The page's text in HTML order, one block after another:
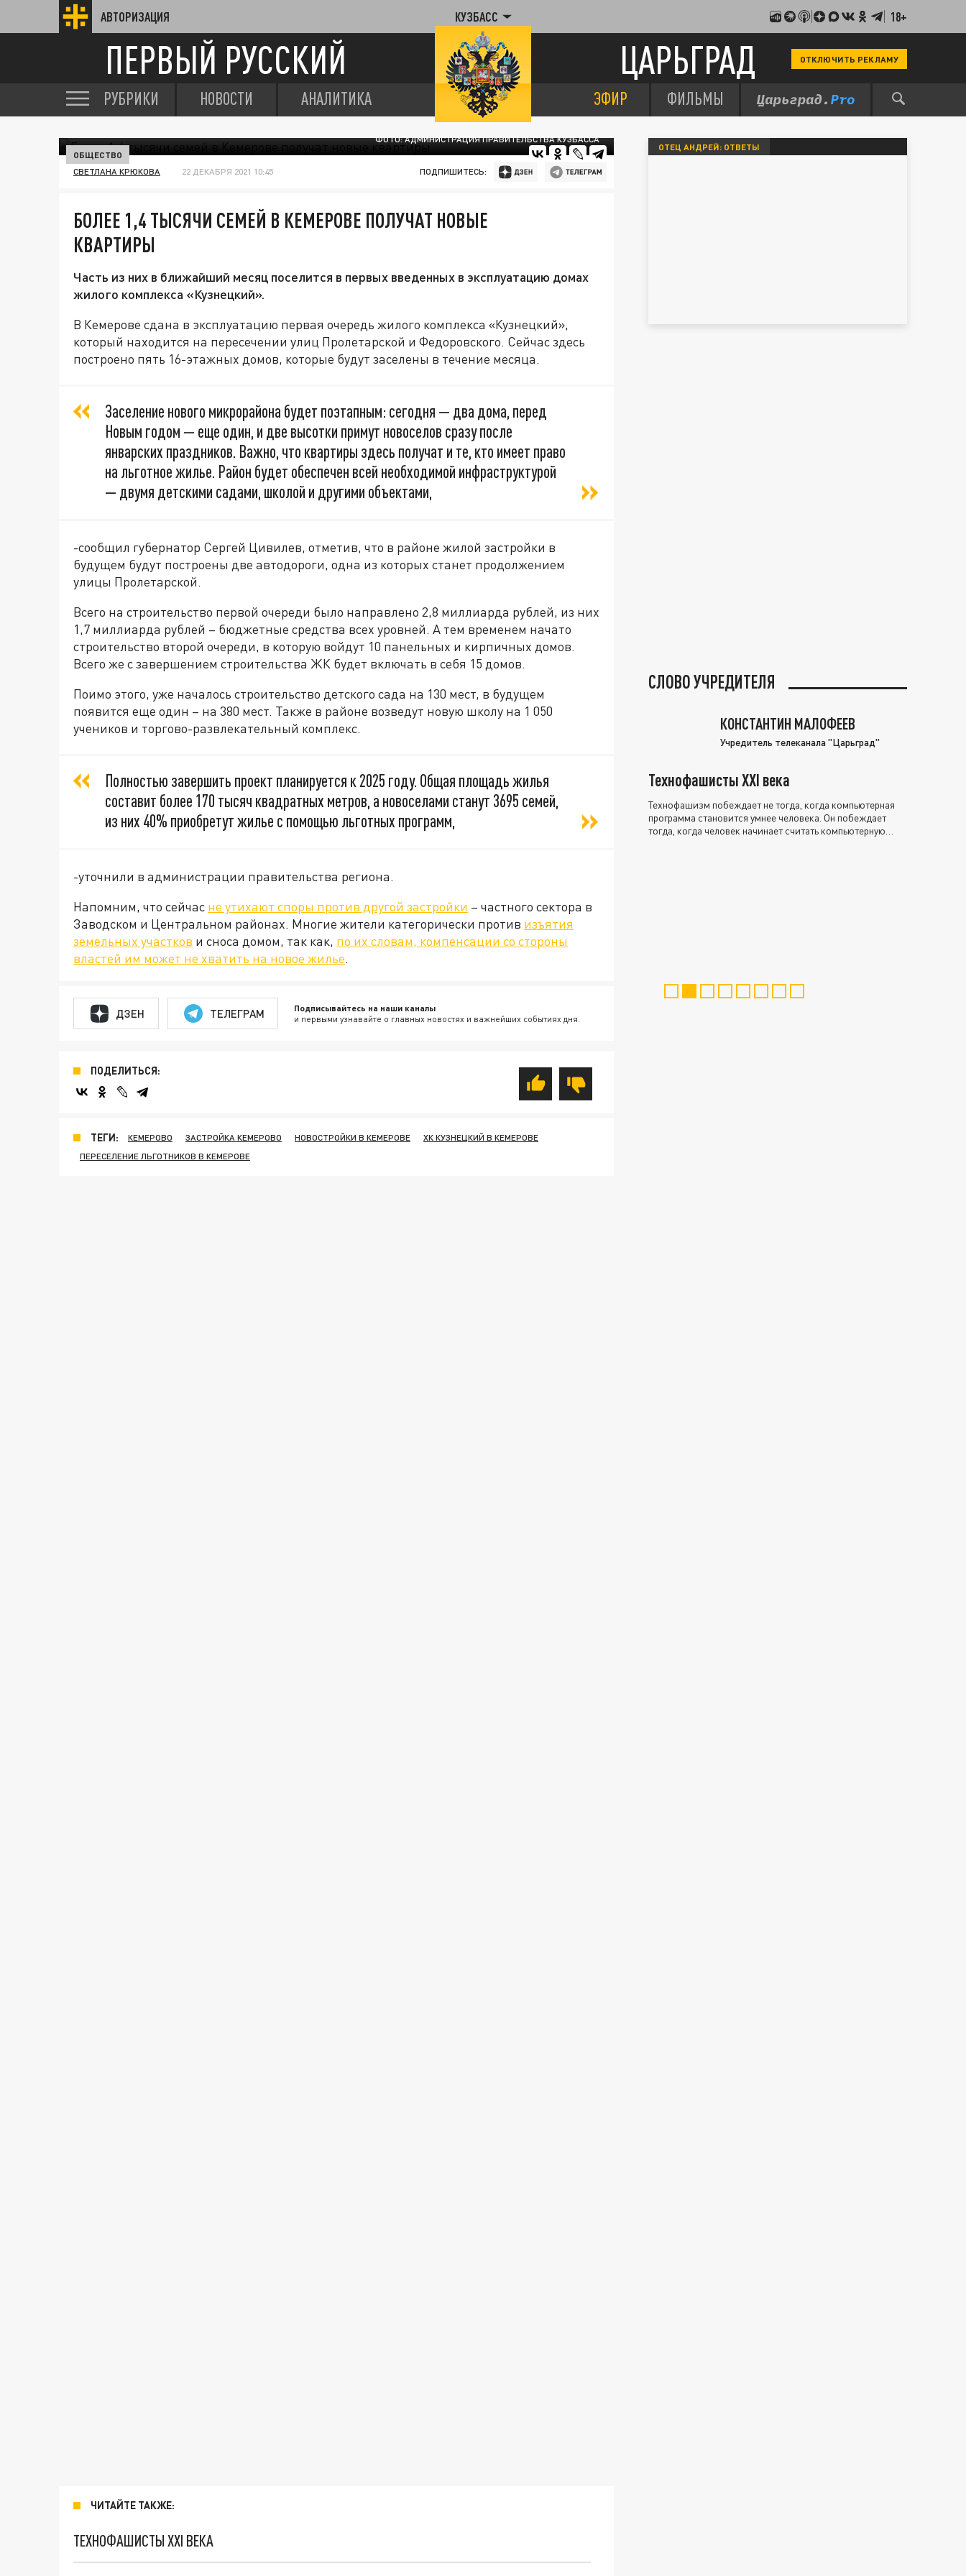
АВТОРИЗАЦИЯ КУЗБАСС 18+
ПЕРВЫЙ РУССКИЙ ЦАРЬГРАД ОТКЛЮЧИТЬ РЕКЛАМУ
РУБРИКИ НОВОСТИ АНАЛИТИКА ЭФИР ФИЛЬМЫ
ФОТО: АДМИНИСТРАЦИЯ ПРАВИТЕЛЬСТВА КУЗБАССА
ОБЩЕСТВО
СВЕТЛАНА КРЮКОВА 22 ДЕКАБРЯ 2021 10:45 ПОДПИШИТЕСЬ:
БОЛЕЕ 1,4 ТЫСЯЧИ СЕМЕЙ В КЕМЕРОВЕ ПОЛУЧАТ НОВЫЕ
КВАРТИРЫ
Часть из них в ближайший месяц поселится в первых введенных в эксплуатацию домах
жилого комплекса «Кузнецкий».
В Кемерове сдана в эксплуатацию первая очередь жилого комплекса «Кузнецкий»,
который находится на пересечении улиц Пролетарской и Федоровского. Сейчас здесь
построено пять 16-этажных домов, которые будут заселены в течение месяца.
Заселение нового микрорайона будет поэтапным: сегодня — два дома, перед
Новым годом — еще один, и две высотки примут новоселов сразу после
январских праздников. Важно, что квартиры здесь получат и те, кто имеет право
на льготное жилье. Район будет обеспечен всей необходимой инфраструктурой
— двумя детскими садами, школой и другими объектами,
-сообщил губернатор Сергей Цивилев, отметив, что в районе жилой застройки в
будущем будут построены две автодороги, одна из которых станет продолжением
улицы Пролетарской.
Всего на строительство первой очереди было направлено 2,8 миллиарда рублей, из них
1,7 миллиарда рублей – бюджетные средства всех уровней. А тем временем начато
строительство второй очереди, в которую войдут 10 панельных и кирпичных домов.
Всего же с завершением строительства ЖК будет включать в себя 15 домов.
Поимо этого, уже началось строительство детского сада на 130 мест, в будущем
появится еще один – на 380 мест. Также в районе возведут новую школу на 1 050
учеников и торгово-развлекательный комплекс.
Полностью завершить проект планируется к 2025 году. Общая площадь жилья
составит более 170 тысяч квадратных метров, а новоселами станут 3695 семей,
из них 40% приобретут жилье с помощью льготных программ,
-уточнили в администрации правительства региона.
Напомним, что сейчас не утихают споры против другой застройки – частного сектора в
Заводском и Центральном районах. Многие жители категорически против изъятия
земельных участков и сноса домом, так как, по их словам, компенсации со стороны
властей им может не хватить на новое жилье.
ДЗЕН ТЕЛЕГРАМ Подписывайтесь на наши каналы
и первыми узнавайте о главных новостях и важнейших событиях дня.
ПОДЕЛИТЬСЯ:
ТЕГИ: КЕМЕРОВО ЗАСТРОЙКА КЕМЕРОВО НОВОСТРОЙКИ В КЕМЕРОВЕ
ХК КУЗНЕЦКИЙ В КЕМЕРОВЕ
ПЕРЕСЕЛЕНИЕ ЛЬГОТНИКОВ В КЕМЕРОВЕ
ЧИТАЙТЕ ТАКЖЕ:
ТЕХНОФАШИСТЫ XXI ВЕКА
ОТЕЦ АНДРЕЙ: ОТВЕТЫ
СЛОВО УЧРЕДИТЕЛЯ
КОНСТАНТИН МАЛОФЕЕВ
Учредитель телеканала "Царьград"
Технофашисты XXI века
Технофашизм побеждает не тогда, когда компьютерная
программа становится умнее человека. Он побеждает
тогда, когда человек начинает считать компьютерную